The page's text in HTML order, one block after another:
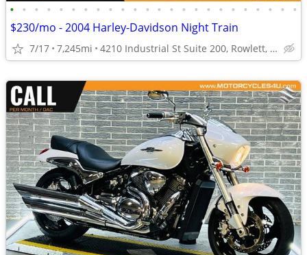
• • • • • • • • • • • • • • • • • • • • • • • •
$230/mo - 2004 Harley-Davidson Night Train
7/17 7,245mi 4210 Industrial St Suite 200, Rowlett, TX 75088